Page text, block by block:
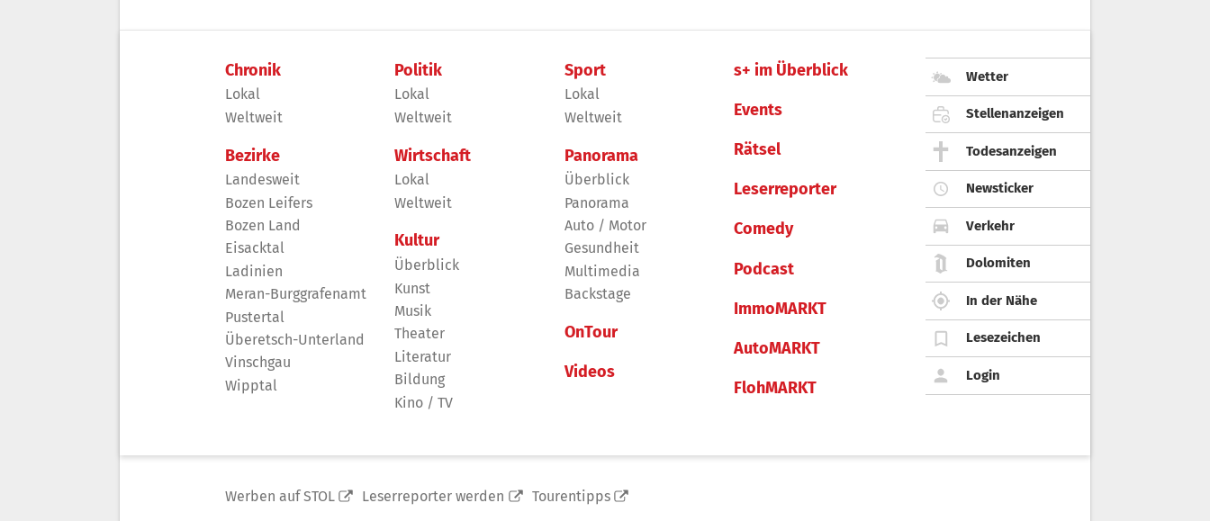
Chronik
Lokal
Weltweit
Bezirke
Landesweit
Bozen Leifers
Bozen Land
Eisacktal
Ladinien
Meran-Burggrafenamt
Pustertal
Überetsch-Unterland
Vinschgau
Wipptal
Politik
Lokal
Weltweit
Wirtschaft
Lokal
Weltweit
Kultur
Überblick
Kunst
Musik
Theater
Literatur
Bildung
Kino / TV
Sport
Lokal
Weltweit
Panorama
Überblick
Panorama
Auto / Motor
Gesundheit
Multimedia
Backstage
OnTour
Videos
s+ im Überblick
Events
Rätsel
Leserreporter
Comedy
Podcast
ImmoMARKT
AutoMARKT
FlohMARKT
Wetter
Stellenanzeigen
Todesanzeigen
Newsticker
Verkehr
Dolomiten
In der Nähe
Lesezeichen
Login
Werben auf STOL Leserreporter werden Tourentipps